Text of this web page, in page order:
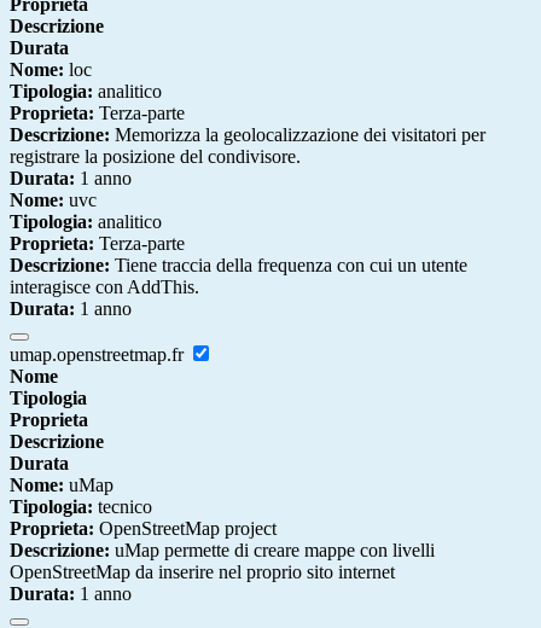
Proprieta
Descrizione
Durata
Nome: loc
Tipologia: analitico
Proprieta: Terza-parte
Descrizione: Memorizza la geolocalizzazione dei visitatori per
registrare la posizione del condivisore.
Durata: 1 anno
Nome: uvc
Tipologia: analitico
Proprieta: Terza-parte
Descrizione: Tiene traccia della frequenza con cui un utente
interagisce con AddThis.
Durata: 1 anno
umap.openstreetmap.fr
Nome
Tipologia
Proprieta
Descrizione
Durata
Nome: uMap
Tipologia: tecnico
Proprieta: OpenStreetMap project
Descrizione: uMap permette di creare mappe con livelli
OpenStreetMap da inserire nel proprio sito internet
Durata: 1 anno